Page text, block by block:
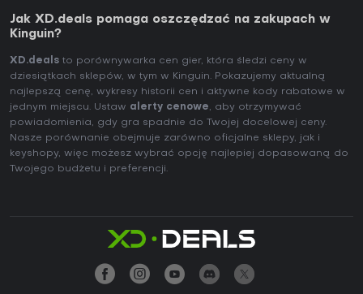
Jak XD.deals pomaga oszczędzać na zakupach w
Kinguin?
XD.deals to porównywarka cen gier, która śledzi ceny w
dziesiątkach sklepów, w tym w Kinguin. Pokazujemy aktualną
najlepszą cenę, wykresy historii cen i aktywne kody rabatowe w
jednym miejscu. Ustaw alerty cenowe, aby otrzymywać
powiadomienia, gdy gra spadnie do Twojej docelowej ceny.
Nasze porównanie obejmuje zarówno oficjalne sklepy, jak i
keyshopy, więc możesz wybrać opcję najlepiej dopasowaną do
Twojego budżetu i preferencji.